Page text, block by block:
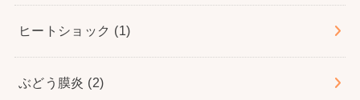
ヒートショック (1)
ぶどう膜炎 (2)